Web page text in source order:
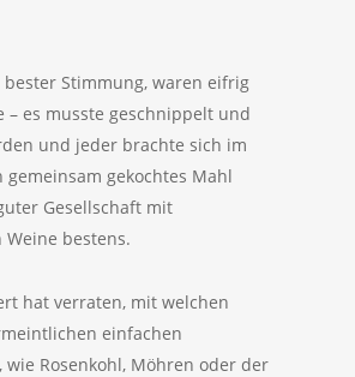
bester Stimmung, waren eifrig
– es musste geschnippelt und
und jeder brachte sich im
gemeinsam gekochtes Mahl
Gesellschaft mit
bestens.
hat verraten, mit welchen
einfachen
wie Rosenkohl, Möhren oder der